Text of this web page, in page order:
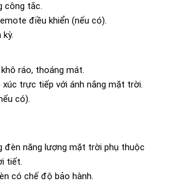
công tắc.
điều khiển (nếu có).
ráo, thoáng mát.
xúc trực tiếp với ánh nắng mặt trời.
có).
đèn năng lượng mặt trời phụ thuộc
tiết.
có chế độ bảo hành.